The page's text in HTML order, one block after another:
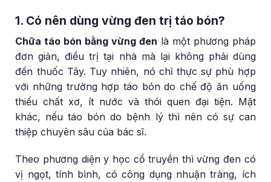
1. Có nên dùng vừng đen trị táo bón?
Chữa táo bón bằng vừng đen là một phương pháp
đơn giản, điều trị tại nhà mà lại không phải dùng
đến thuốc Tây. Tuy nhiên, nó chỉ thực sự phù hợp
với những trường hợp táo bón do chế độ ăn uống
thiếu chất xơ, ít nước và thói quen đại tiện. Mặt
khác, nếu táo bón do bệnh lý thì nên có sự can
thiệp chuyên sâu của bác sĩ.
Theo phương diện y học cổ truyền thì vừng đen có
vị ngọt, tính bình, có công dụng nhuận tràng, ích